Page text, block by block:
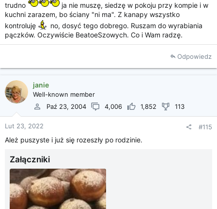
trudno
ja nie muszę, siedzę w pokoju przy kompie i w
kuchni zarazem, bo ściany "ni ma". Z kanapy wszystko
kontroluję
no, dosyć tego dobrego. Ruszam do wyrabiania
pączków. Oczywiście BeatoeSzowych. Co i Wam radzę.
Odpowiedz
janie
Well-known member
Paź 23, 2004
4,006 1,852 113
Lut 23, 2022 #115
Ależ puszyste i już się rozeszły po rodzinie.
Załączniki